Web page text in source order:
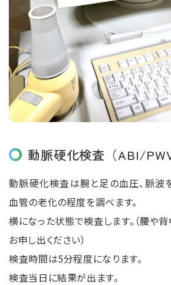
動脈硬化検査（ABI/PWV
動脈硬化検査は腕と⾜の血圧、脈波
血管の⽼化の程度を調べます。
横になった状態で検査します。（腰や
お申し出ください）
検査時間は5分程度になります。
検査当日に結果が出ます。